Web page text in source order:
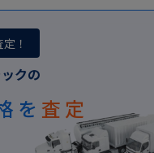
！
クの
を 査定